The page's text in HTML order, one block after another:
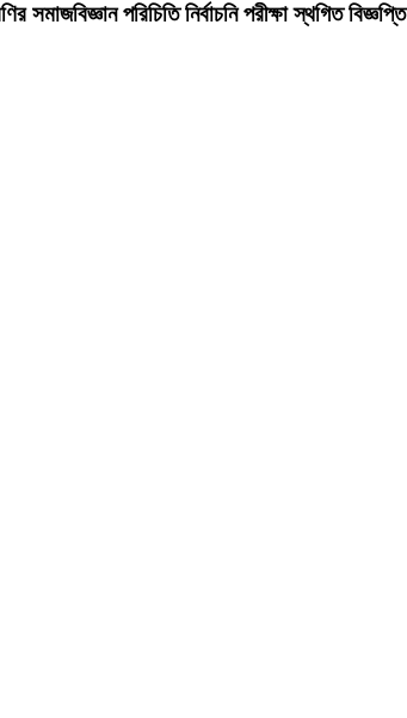
সমাজবিজ্ঞান পরিচিতি নির্বাচনি পরীক্ষা স্থগিত বিজ্ঞপ্তি